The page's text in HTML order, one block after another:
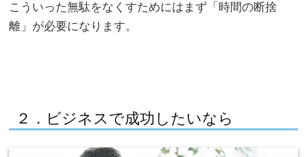
こういった無駄をなくすためにはまず「時間の断捨
離」が必要になります。
２．ビジネスで成功したいなら